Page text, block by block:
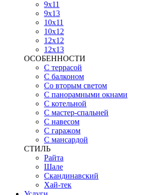
9х11
9х13
10х11
10х12
12х12
12х13
ОСОБЕННОСТИ
С террасой
С балконом
Со вторым светом
С панорамными окнами
С котельной
С мастер-спальней
С навесом
С гаражом
С мансардой
СТИЛЬ
Райта
Шале
Скандинавский
Хай-тек